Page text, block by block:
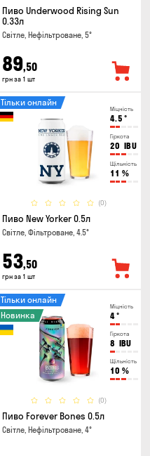
Пиво Underwood Rising Sun
0.33л
Світле, Нефільтроване, 5°
89,50
грн за 1 шт
Міцність
4.5 °
Гіркота
20 IBU
Щільність
11 %
(0)
Тільки онлайн
Пиво New Yorker 0.5л
Світле, Фільтроване, 4.5°
53,50
грн за 1 шт
Міцність
4°
Гіркота
8 IBU
Щільність
10 %
(0)
Тільки онлайн
Новинка
Пиво Forever Bones 0.5л
Світле, Нефільтроване, 4°